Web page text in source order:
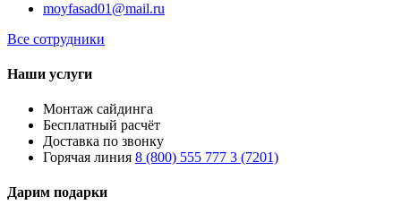
moyfasad01@mail.ru
Все сотрудники
Наши услуги
Монтаж сайдинга
Бесплатный расчёт
Доставка по звонку
Горячая линия 8 (800) 555 777 3 (7201)
Дарим подарки